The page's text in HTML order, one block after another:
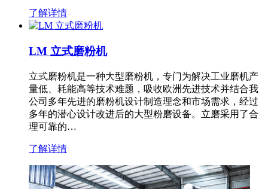
了解详情
LM 立式磨粉机
立式磨粉机是一种大型磨粉机，专门为解决工业磨机产
量低、耗能高等技术难题，吸收欧洲先进技术并结合我
公司多年先进的磨粉机设计制造理念和市场需求，经过
多年的潜心设计改进后的大型粉磨设备。立磨采用了合
理可靠的…
了解详情